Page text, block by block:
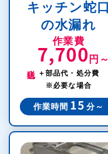
キッチン蛇口
の水漏れ
作業費
7,700 円～
＋部品代・処分費
※必要な場合
作業時間 15 分～